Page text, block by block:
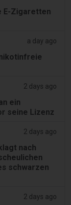
E-Zigaretten
a day ago
2 days ago
ein
seine Lizenz
2 days ago
nach
schwarzen
2 days ago